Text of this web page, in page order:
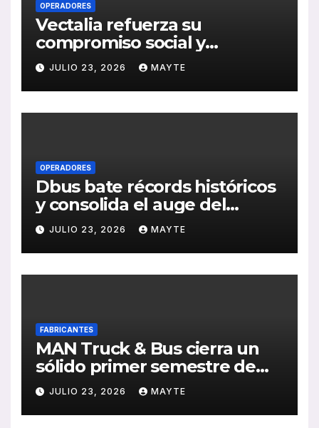
OPERADORES
Vectalia refuerza su
compromiso social y
medioambiental con la
publicación de su Memoria
de RSC 2025
JULIO 23, 2026 MAYTE
OPERADORES
Dbus bate récords históricos
y consolida el auge del
transporte público en San
Sebastián
JULIO 23, 2026 MAYTE
FABRICANTES
MAN Truck & Bus cierra un
sólido primer semestre de
2026 con crecimiento en
ventas, pedidos y
rentabilidad
JULIO 23, 2026 MAYTE